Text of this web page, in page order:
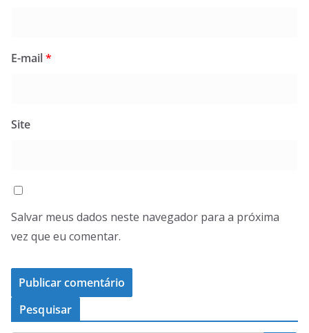
E-mail*
Site
Salvar meus dados neste navegador para a próxima
vez que eu comentar.
Pesquisar